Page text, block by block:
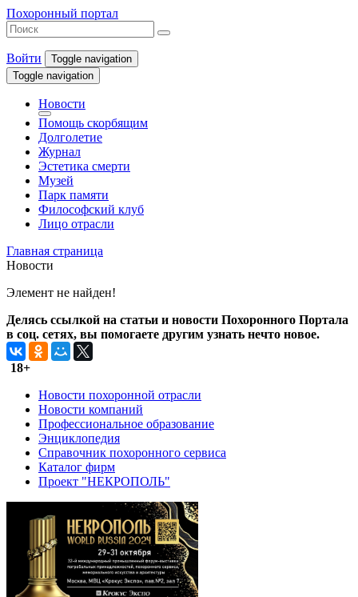
Похоронный портал
Войти
Toggle navigation
Toggle navigation
Новости
Помощь скорбящим
Долголетие
Журнал
Эстетика смерти
Музей
Парк памяти
Философский клуб
Лицо отрасли
Главная страница
Новости
Элемент не найден!
Делясь ссылкой на статьи и новости Похоронного Портала
в соц. сетях, вы помогаете другим узнать нечто новое.
18+
Новости похоронной отрасли
Новости компаний
Профессиональное образование
Энциклопедия
Справочник похоронного сервиса
Каталог фирм
Проект "НЕКРОПОЛЬ"